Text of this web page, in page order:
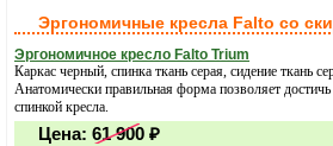
Эргономичные кресла Falto со
Эргономичное кресло Falto Trium
Каркас черный, спинка ткань серая, сидение ткань
Анатомически правильная форма позволяет достичь
спинкой кресла.
Цена: 61 900 ₽